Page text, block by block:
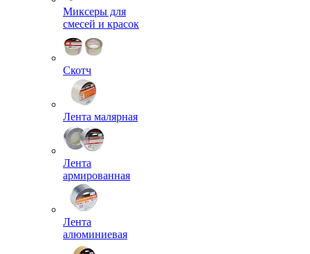
Миксеры для
смесей и красок
Скотч
Лента малярная
Лента
армированная
Лента
алюминиевая